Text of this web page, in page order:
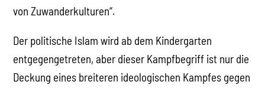
von Zuwanderkulturen“.
Der politische Islam wird ab dem Kindergarten
entgegengetreten, aber dieser Kampfbegriff ist nur die
Deckung eines breiteren ideologischen Kampfes gegen